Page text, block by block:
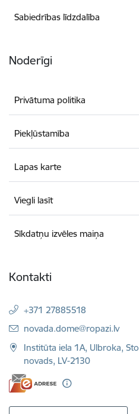
Sabiedrības līdzdalība
Noderīgi
Privātuma politika
Piekļūstamība
Lapas karte
Viegli lasīt
Sīkdatņu izvēles maiņa
Kontakti
+371 27885518
E-pasts:
novada.dome@ropazi.lv
Institūta iela 1A, Ulbroka,
novads, LV-2130